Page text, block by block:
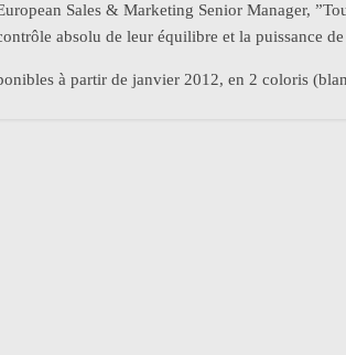
Sales & Marketing Senior Manager,
absolu de leur équilibre et la puissance
à partir de janvier 2012, en 2 coloris